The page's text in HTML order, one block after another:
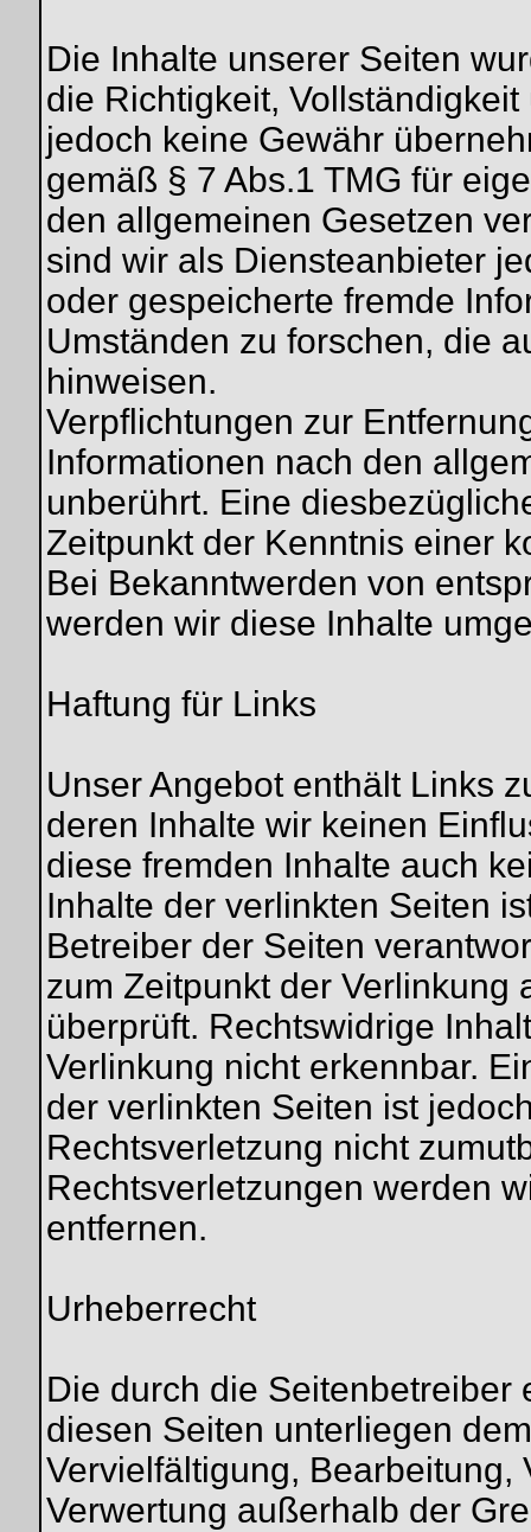
Die Inhalte unserer Seiten
die Richtigkeit,
jedoch keine Gewähr
gemäß § 7 Abs.1 TMG für
den allgemeinen Gesetzen
sind wir als Diensteanbieter
oder gespeicherte fremde
Umständen zu forschen, die
hinweisen.
Verpflichtungen zur
Informationen nach den
unberührt. Eine
Zeitpunkt der Kenntnis einer
Bei Bekanntwerden von
werden wir diese Inhalte
Haftung für Links
Unser Angebot enthält Links
deren Inhalte wir keinen
diese fremden Inhalte auch
Inhalte der verlinkten Seiten
Betreiber der Seiten
zum Zeitpunkt der Verlinkung
überprüft. Rechtswidrige
Verlinkung nicht erkennbar.
der verlinkten Seiten ist
Rechtsverletzung nicht
Rechtsverletzungen werden
entfernen.
Urheberrecht
Die durch die Seitenbetreiber
diesen Seiten unterliegen
Vervielfältigung, Bearbeitung,
Verwertung außerhalb der